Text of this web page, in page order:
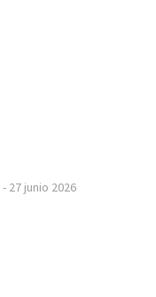
- 27 junio 2026